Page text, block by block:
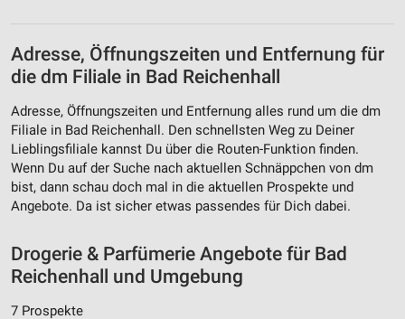
Adresse, Öffnungszeiten und Entfernung für
die dm Filiale in Bad Reichenhall
Adresse, Öffnungszeiten und Entfernung alles rund um die dm
Filiale in Bad Reichenhall. Den schnellsten Weg zu Deiner
Lieblingsfiliale kannst Du über die Routen-Funktion finden.
Wenn Du auf der Suche nach aktuellen Schnäppchen von dm
bist, dann schau doch mal in die aktuellen Prospekte und
Angebote. Da ist sicher etwas passendes für Dich dabei.
Drogerie & Parfümerie Angebote für Bad
Reichenhall und Umgebung
7 Prospekte
auf einem Endgerät
Werbeanzeigen
Erstellung von Profilen für personalisierte
Werbung
Verwendung von Profilen zur Auswahl
personalisierter Werbung
Erstellung von Profilen zur Personalisierung
von Inhalten
Verwendung von Profilen zur Auswahl